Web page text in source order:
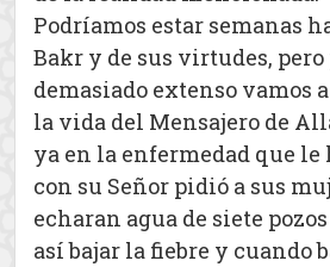
Podríamos estar semanas
Bakr y de sus virtudes,
demasiado extenso vamos
la vida del Mensajero de
ya en la enfermedad que
con su Señor pidió a sus
echaran agua de siete
así bajar la fiebre y cuando